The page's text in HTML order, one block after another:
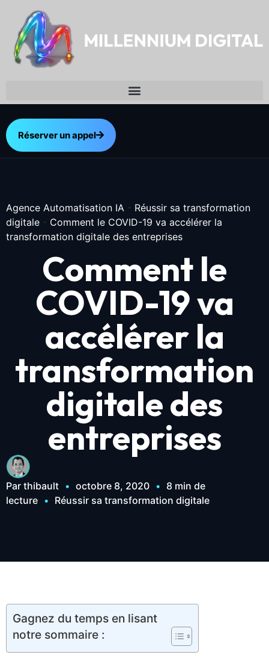
Réserver un appel
Agence Automatisation IA - Réussir sa transformation
digitale - Comment le COVID-19 va accélérer la
transformation digitale des entreprises
Comment le
COVID-19 va
accélérer la
transformation
digitale des
entreprises
Par thibault • octobre 8, 2020 • 8 min de
lecture • Réussir sa transformation digitale
Gagnez du temps en lisant
notre sommaire :